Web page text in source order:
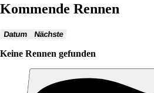
Kommende Rennen
Datum Nächste
Keine Rennen gefunden